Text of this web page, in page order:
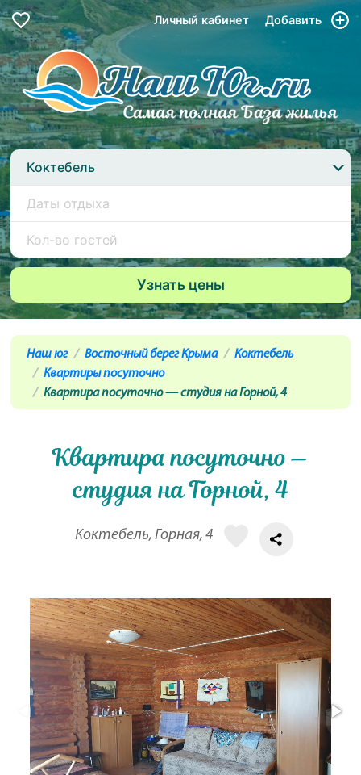
Личный кабинет Добавить
Коктебель
Наш юг Восточный берег Крыма
Коктебель
Квартиры посуточно
Квартира посуточно — студия на Горной, 4
Квартира посуточно —
студия на Горной, 4
Коктебель, Горная, 4